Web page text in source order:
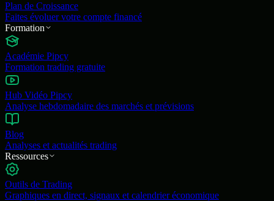
Plan de Croissance
Faites évoluer votre compte financé
Formation
Académie Pipcy
Formation trading gratuite
Hub Vidéo Pipcy
Analyse hebdomadaire des marchés et prévisions
Blog
Analyses et actualités trading
Ressources
Outils de Trading
Graphiques en direct, signaux et calendrier économique